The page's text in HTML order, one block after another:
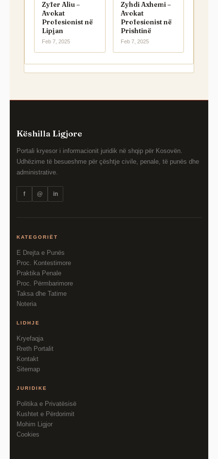
Zyfer Aliu –
Avokat
Profesionist në
Lipjan
Feb 7, 2025
Zyhdi Axhemi –
Avokat
Profesionist në
Prishtinë
Feb 7, 2025
Këshilla Ligjore
Portali kryesor i informacionit juridik në shqip për Kosovën.
Udhëzime të besueshme për çështje civile, penale, të punës dhe
administrative.
f @ in
KATEGORIËT
E Drejta e Punës
Proc. Kontestimore
Praktika Penale
Proc. Përmbarimore
Taksa dhe Tatime
Noteria
LIDHJE
Kryefaqja
Rreth Portalit
Kontakt
Sitemap
JURIDIKE
Politika e Privatësisë
Kushtet e Përdorimit
Mohim Ligjor
Cookies